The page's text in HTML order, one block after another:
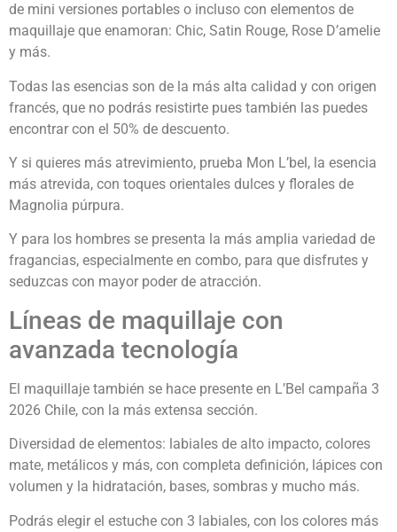
de mini versiones portables o incluso con elementos de
maquillaje que enamoran: Chic, Satin Rouge, Rose D’amelie
y más.
Todas las esencias son de la más alta calidad y con origen
francés, que no podrás resistirte pues también las puedes
encontrar con el 50% de descuento.
Y si quieres más atrevimiento, prueba Mon L’bel, la esencia
más atrevida, con toques orientales dulces y florales de
Magnolia púrpura.
Y para los hombres se presenta la más amplia variedad de
fragancias, especialmente en combo, para que disfrutes y
seduzcas con mayor poder de atracción.
Líneas de maquillaje con
avanzada tecnología
El maquillaje también se hace presente en L’Bel campaña 3
2026 Chile, con la más extensa sección.
Diversidad de elementos: labiales de alto impacto, colores
mate, metálicos y más, con completa definición, lápices con
volumen y la hidratación, bases, sombras y mucho más.
Podrás elegir el estuche con 3 labiales, con los colores más